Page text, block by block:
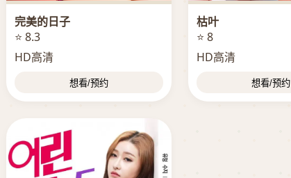
完美的日子
⭐ 8.3
HD高清
想看/预约
枯叶
⭐ 8
HD高清
想看/预约